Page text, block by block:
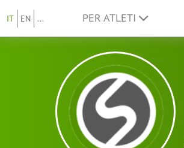
IT EN ... PER ATLETI